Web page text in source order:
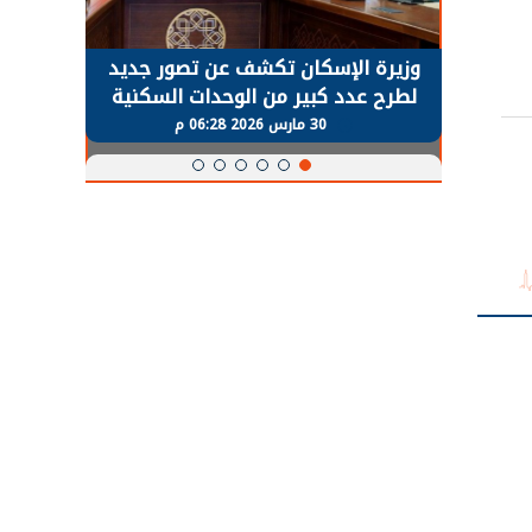
وزيرة الإسكان تكشف عن تصور جديد
لطرح عدد كبير من الوحدات السكنية
بنظام الإيجار